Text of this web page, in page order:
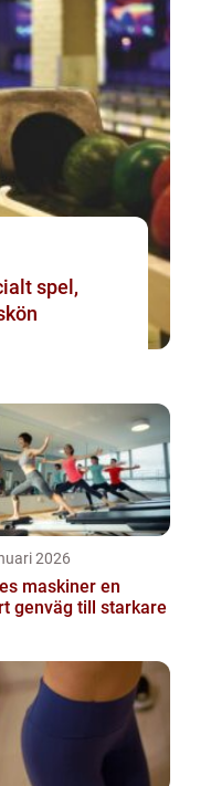
2026
maskiner en
genväg till starkare